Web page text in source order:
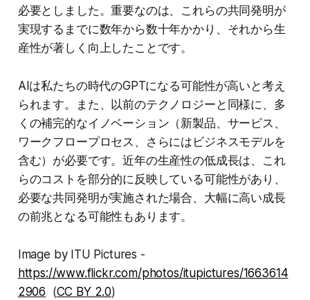
必要としました。重要なのは、これらの共同発明が
実現するまでに数年から数十年かかり、それから生
産性が著しく向上したことです。
AIは私たちの時代のGPTになる可能性が高いと考え
られます。また、以前のテクノロジーと同様に、多
くの補完的なイノベーション（新製品、サービス、
ワークフロープロセス、さらにはビジネスモデルを
含む）が必要です。近年の生産性の低成長は、これ
らのコストを部分的に反映している可能性があり、
必要な共同発明が実施された場合、大幅に高い成長
の前兆となる可能性もあります。
Image by ITU Pictures -
https://www.flickr.com/photos/itupictures/1663614
2906 (CC BY 2.0)